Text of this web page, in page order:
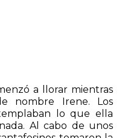
a llorar mientras
nombre Irene. Los
lo que ella